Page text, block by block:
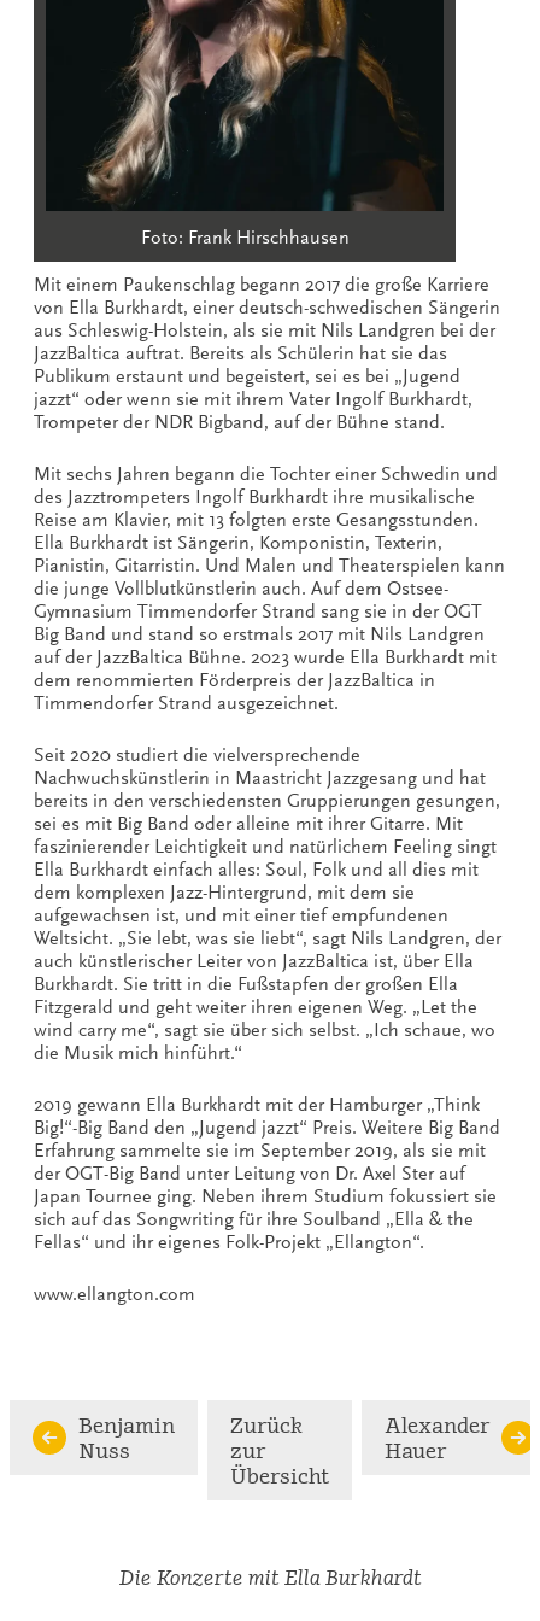
Foto: Frank Hirschhausen
Mit einem Paukenschlag begann 2017 die große Karriere
von Ella Burkhardt, einer deutsch-schwedischen Sängerin
aus Schleswig-Holstein, als sie mit Nils Landgren bei der
JazzBaltica auftrat. Bereits als Schülerin hat sie das
Publikum erstaunt und begeistert, sei es bei „Jugend
jazzt“ oder wenn sie mit ihrem Vater Ingolf Burkhardt,
Trompeter der NDR Bigband, auf der Bühne stand.
Mit sechs Jahren begann die Tochter einer Schwedin und
des Jazztrompeters Ingolf Burkhardt ihre musikalische
Reise am Klavier, mit 13 folgten erste Gesangsstunden.
Ella Burkhardt ist Sängerin, Komponistin, Texterin,
Pianistin, Gitarristin. Und Malen und Theaterspielen kann
die junge Vollblutkünstlerin auch. Auf dem Ostsee-
Gymnasium Timmendorfer Strand sang sie in der OGT
Big Band und stand so erstmals 2017 mit Nils Landgren
auf der JazzBaltica Bühne. 2023 wurde Ella Burkhardt mit
dem renommierten Förderpreis der JazzBaltica in
Timmendorfer Strand ausgezeichnet.
Seit 2020 studiert die vielversprechende
Nachwuchskünstlerin in Maastricht Jazzgesang und hat
bereits in den verschiedensten Gruppierungen gesungen,
sei es mit Big Band oder alleine mit ihrer Gitarre. Mit
faszinierender Leichtigkeit und natürlichem Feeling singt
Ella Burkhardt einfach alles: Soul, Folk und all dies mit
dem komplexen Jazz-Hintergrund, mit dem sie
aufgewachsen ist, und mit einer tief empfundenen
Weltsicht. „Sie lebt, was sie liebt“, sagt Nils Landgren, der
auch künstlerischer Leiter von JazzBaltica ist, über Ella
Burkhardt. Sie tritt in die Fußstapfen der großen Ella
Fitzgerald und geht weiter ihren eigenen Weg. „Let the
wind carry me“, sagt sie über sich selbst. „Ich schaue, wo
die Musik mich hinführt.“
2019 gewann Ella Burkhardt mit der Hamburger „Think
Big!“-Big Band den „Jugend jazzt“ Preis. Weitere Big Band
Erfahrung sammelte sie im September 2019, als sie mit
der OGT-Big Band unter Leitung von Dr. Axel Ster auf
Japan Tournee ging. Neben ihrem Studium fokussiert sie
sich auf das Songwriting für ihre Soulband „Ella & the
Fellas“ und ihr eigenes Folk-Projekt „Ellangton“.
www.ellangton.com
Benjamin
Nuss
Zurück
zur
Übersicht
Alexander
Hauer
Die Konzerte mit Ella Burkhardt